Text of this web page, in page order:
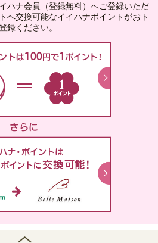
ハナ会員（登録無料）へご登録いただ
へ交換可能なイイハナポイントがおト
録ください。